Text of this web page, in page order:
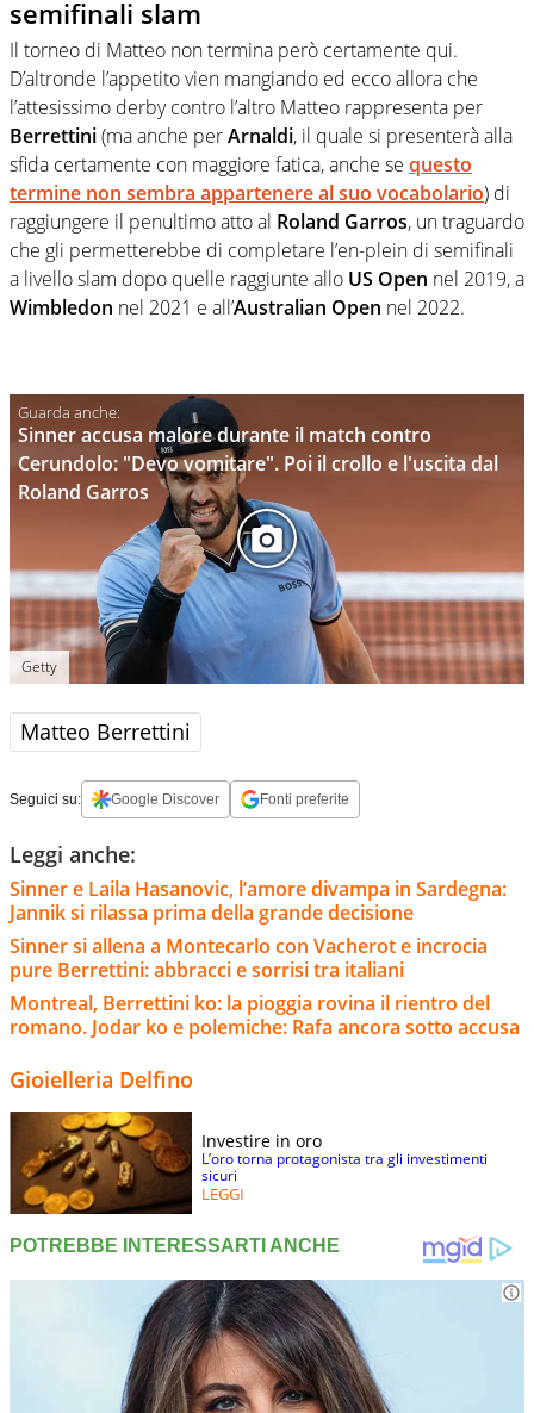
semifinali slam
Il torneo di Matteo non termina però certamente qui.
D’altronde l’appetito vien mangiando ed ecco allora che
l’attesissimo derby contro l’altro Matteo rappresenta per
Berrettini(ma anche perArnaldi, il quale si presenterà alla
sfida certamente con maggiore fatica, anche se questo
termine non sembra appartenere al suo vocabolario) di
raggiungere il penultimo atto al Roland Garros, un traguardo
che gli permetterebbe di completare l’en-plein di semifinali
a livello slam dopo quelle raggiunte allo US Open nel 2019, a
Wimbledon nel 2021 e all’Australian Open nel 2022.
Sinner accusa malore durante il match contro
Cerundolo: "Devo vomitare". Poi il crollo e l'uscita dal
Roland Garros
Getty
Matteo Berrettini
Seguici su: Google Discover Fonti preferite
Leggi anche:
Sinner e Laila Hasanovic, l’amore divampa in Sardegna:
Jannik si rilassa prima della grande decisione
Sinner si allena a Montecarlo con Vacherot e incrocia
pure Berrettini: abbracci e sorrisi tra italiani
Montreal, Berrettini ko: la pioggia rovina il rientro del
romano. Jodar ko e polemiche: Rafa ancora sotto accusa
Gioielleria Delfino
Investire in oro
L’oro torna protagonista tra gli investimenti
sicuri
LEGGI